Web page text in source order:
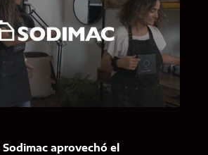
Sodimac aprovechó el